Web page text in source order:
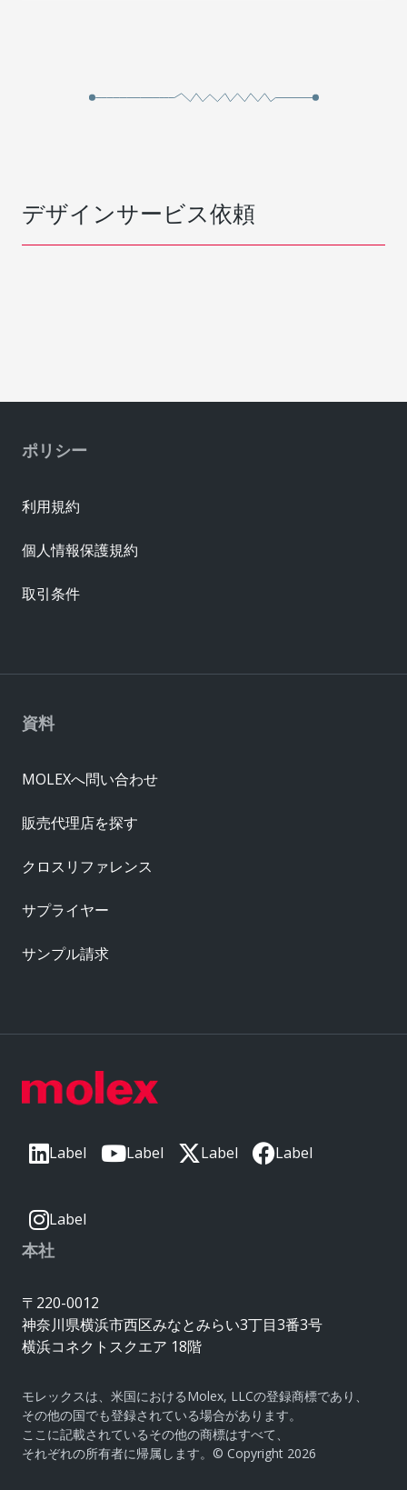
デザインサービス依頼
Label Label Label Label
Label
本社
〒220-0012
神奈川県横浜市西区みなとみらい3丁目3番3号
横浜コネクトスクエア 18階
モレックスは、米国におけるMolex, LLCの登録商標であり、
その他の国でも登録されている場合があります。
ここに記載されているその他の商標はすべて、
それぞれの所有者に帰属します。© Copyright 2026
資料
MOLEXへ問い合わせ
販売代理店を探す
クロスリファレンス
サプライヤー
サンプル請求
ポリシー
利用規約
個人情報保護規約
取引条件